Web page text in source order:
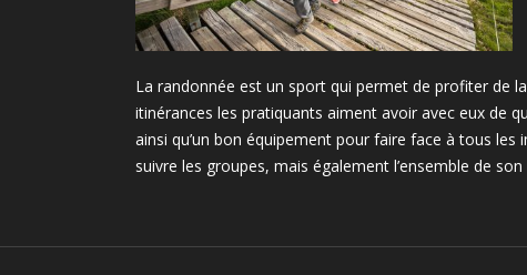
La randonnée est un sport qui permet de profiter de
itinérances les pratiquants aiment avoir avec eux de
ainsi qu’un bon équipement pour faire face à tous les
suivre les groupes, mais également l’ensemble de